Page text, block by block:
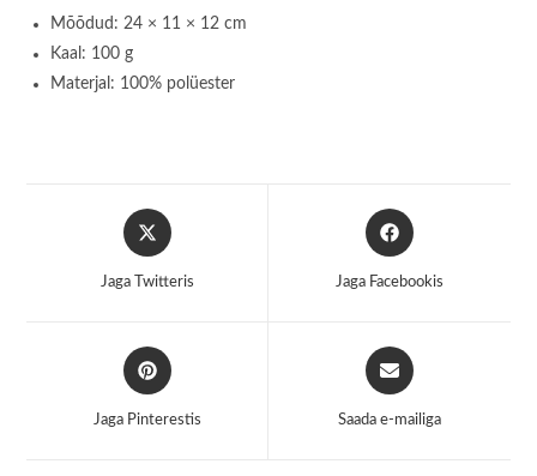
Mõõdud: 24 × 11 × 12 cm
Kaal: 100 g
Materjal: 100% polüester
Opens
in
Jaga Twitteris
Opens
in
Jaga Facebookis
Opens
in
Jaga Pinterestis
Opens
in
Saada e-mailiga